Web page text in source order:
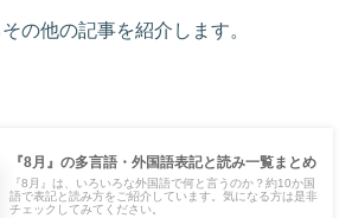
の他の記事を紹介します。
『8月』の多言語・外国語表記と読み一覧まとめ
『8月』は、いろいろな外国語で何と言うのか？約10か国
語で表記と読み方をご紹介しています。気になる方は是非
チェックしてみてください。